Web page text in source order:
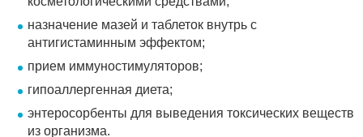
назначение мазей и таблеток внутрь с
антигистаминным эффектом;
прием иммуностимуляторов;
гипоаллергенная диета;
энтеросорбенты для выведения токсических веществ
из организма.